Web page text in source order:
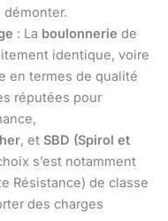
démonter.
: La boulonnerie de
identique, voire
en termes de qualité
réputées pour
, et SBD (Spirol et
s’est notamment
Résistance) de classe
des charges